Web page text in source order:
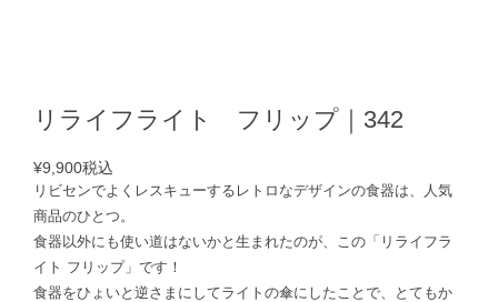
リライフライト フリップ｜342
¥9,900税込
リビセンでよくレスキューするレトロなデザインの食器は、人気
商品のひとつ。
食器以外にも使い道はないかと生まれたのが、この「リライフラ
イト フリップ」です！
食器をひょいと逆さまにしてライトの傘にしたことで、とてもか